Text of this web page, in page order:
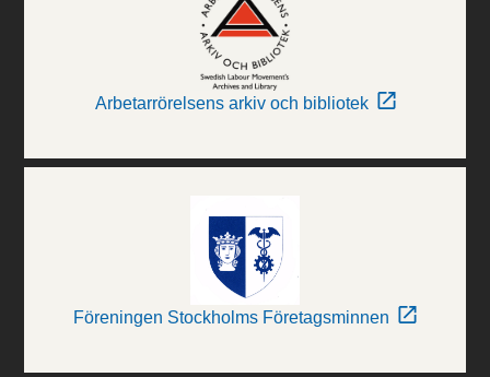
Arbetarrörelsens arkiv och bibliotek
Föreningen Stockholms Företagsminnen